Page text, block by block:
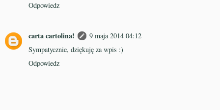
Odpowiedz
carta cartolina!
9 maja 2014 04:12
Sympatycznie, dziękuję za wpis :)
Odpowiedz